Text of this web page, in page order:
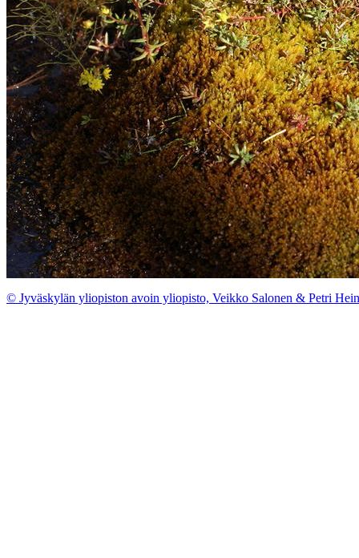
© Jyväskylän yliopiston avoin yliopisto, Veikko Salonen & Petri